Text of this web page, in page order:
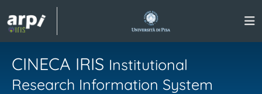
CINECA IRIS Institutional
Research Information System